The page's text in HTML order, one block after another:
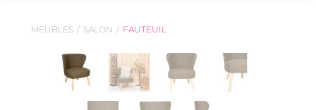
MEUBLES SALON FAUTEUIL